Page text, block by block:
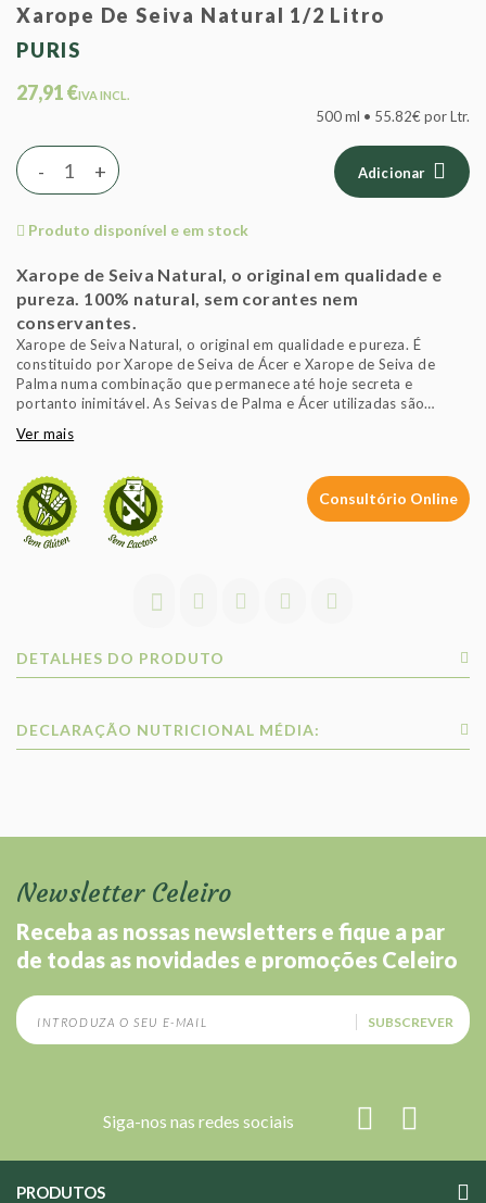
Xarope De Seiva Natural 1/2 Litro
PURIS
27,91 €IVA INCL.
500 ml • 55.82€ por Ltr.
+
- Adicionar
Produto disponível e em stock
Xarope de Seiva Natural, o original em qualidade e
pureza. 100% natural, sem corantes nem
conservantes.
Xarope de Seiva Natural, o original em qualidade e pureza. É
constituido por Xarope de Seiva de Ácer e Xarope de Seiva de
Palma numa combinação que permanece até hoje secreta e
portanto inimitável. As Seivas de Palma e Ácer utilizadas são
complementares entre si. A utilização do Xarope de Seiva Natural
pimenta de caiena. 100% natural, sem corantes nem conservantes.
Ver mais
Consultório Online
DETALHES DO PRODUTO
DECLARAÇÃO NUTRICIONAL MÉDIA:
Newsletter Celeiro
Receba as nossas newsletters e fique a par
de todas as novidades e promoções Celeiro
SUBSCREVER
Siga-nos nas redes sociais
PRODUTOS